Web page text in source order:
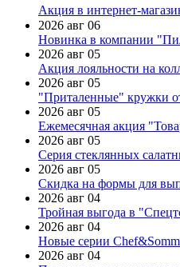
Акция в интернет-
2026 авг 06
Новинка в компании
2026 авг 05
Акция лояльности на
2026 авг 05
"Приталенные" кружки
2026 авг 05
Ежемесячная акция
2026 авг 05
Серия стеклянных
2026 авг 05
Скидка на формы для
2026 авг 04
Тройная выгода в
2026 авг 04
Новые серии
2026 авг 04